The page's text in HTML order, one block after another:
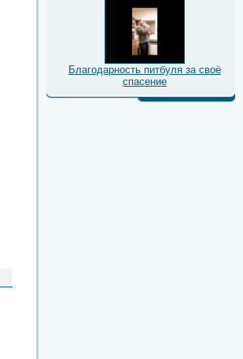
Благодарность питбуля за своё
спасение